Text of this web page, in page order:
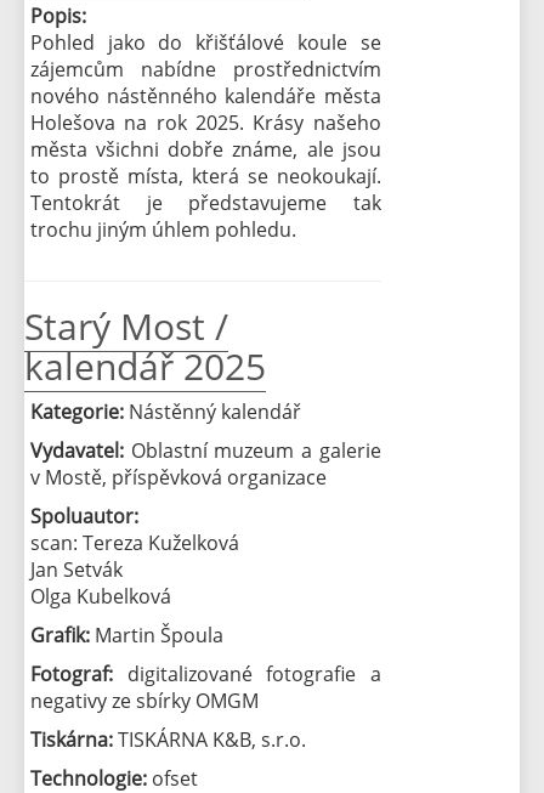
Popis:
Pohled jako do křišťálové koule se
zájemcům nabídne prostřednictvím
nového nástěnného kalendáře města
Holešova na rok 2025. Krásy našeho
města všichni dobře známe, ale jsou
to prostě místa, která se neokoukají.
Tentokrát je představujeme tak
trochu jiným úhlem pohledu.
Starý Most /
kalendář 2025
Kategorie: Nástěnný kalendář
Vydavatel: Oblastní muzeum a galerie
v Mostě, příspěvková organizace
Spoluautor:
scan: Tereza Kuželková
Jan Setvák
Olga Kubelková
Grafik: Martin Špoula
Fotograf: digitalizované fotografie a
negativy ze sbírky OMGM
Tiskárna:TISKÁRNA K&B, s.r.o.
Technologie: ofset